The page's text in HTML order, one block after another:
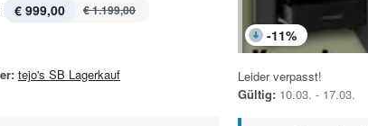
€ 999,00 € 1.199,00
tejo's SB Lagerkauf
-11%
Leider verpasst!
Gültig: 10.03. - 17.03.